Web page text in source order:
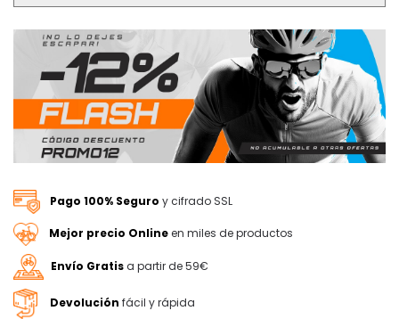
Pago 100% Seguro y cifrado SSL
Mejor precio Onlineen miles de productos
Envío Gratisa partir de 59€
Devolución fácil y rápida